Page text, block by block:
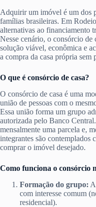
Adquirir um imóvel é um dos
famílias brasileiras. Em
alternativas ao financiamento
Nesse cenário, o consórcio de
solução viável, econômica e
a compra da casa própria sem
O que é consórcio de casa?
O consórcio de casa é uma
união de pessoas com o
Essa união forma um grupo
autorizada pelo Banco
mensalmente uma parcela e,
integrantes são contemplados
comprar o imóvel desejado.
Como funciona o consórcio
Formação do grupo:
com interesse comum
residencial).